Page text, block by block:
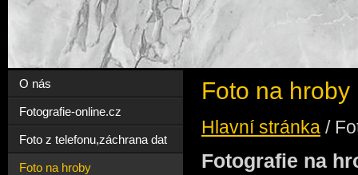
Foto na hroby
Hlavní stránka /
Fotografie na
O nás
Fotografie-online.cz
Foto z telefonu,záchrana dat
Foto na hroby